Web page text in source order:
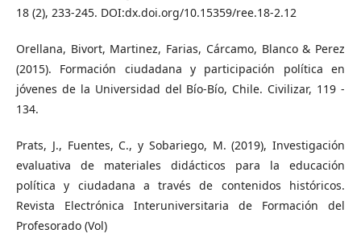
18 (2), 233-245. DOI:dx.doi.org/10.15359/ree.18-2.12
Orellana, Bivort, Martinez, Farias, Cárcamo, Blanco & Perez
(2015). Formación ciudadana y participación política en
jóvenes de la Universidad del Bío-Bío, Chile. Civilizar, 119 -
134.
Prats, J., Fuentes, C., y Sobariego, M. (2019), Investigación
evaluativa de materiales didácticos para la educación
política y ciudadana a través de contenidos históricos.
Revista Electrónica Interuniversitaria de Formación del
Profesorado (Vol)